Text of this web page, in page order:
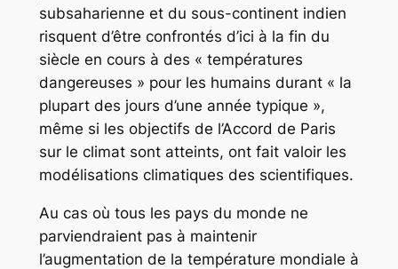
subsaharienne et du sous-continent indien
risquent d’être confrontés d’ici à la fin du
siècle en cours à des « températures
dangereuses » pour les humains durant « la
plupart des jours d’une année typique »,
même si les objectifs de l’Accord de Paris
sur le climat sont atteints, ont fait valoir les
modélisations climatiques des scientifiques.
Au cas où tous les pays du monde ne
parviendraient pas à maintenir
l’augmentation de la température mondiale à